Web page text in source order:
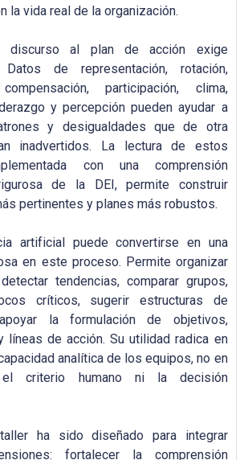
la vida real de la organización.
discurso al plan de acción exige
Datos de representación, rotación,
participación, clima,
y percepción pueden ayudar a
y desigualdades que de otra
inadvertidos. La lectura de estos
con una comprensión
de la DEI, permite construir
pertinentes y planes más robustos.
artificial puede convertirse en una
en este proceso. Permite organizar
tendencias, comparar grupos,
críticos, sugerir estructuras de
la formulación de objetivos,
líneas de acción. Su utilidad radica en
analítica de los equipos, no en
el criterio humano ni la decisión
ha sido diseñado para integrar
fortalecer la comprensión